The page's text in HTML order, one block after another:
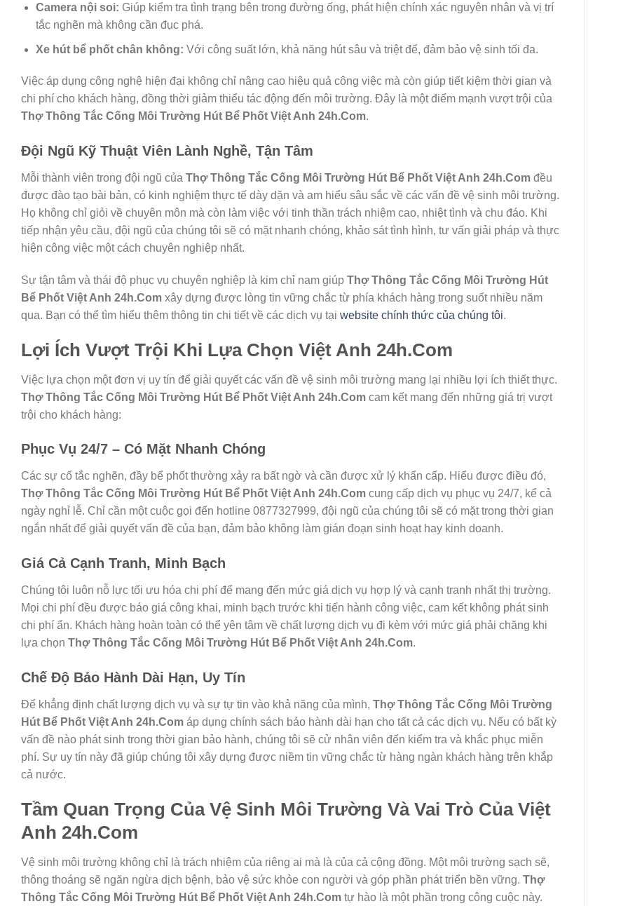
Camera nội soi: Giúp kiểm tra tình trạng bên trong đường ống, phát hiện chính xác nguyên nhân và vị trí
tắc nghẽn mà không cần đục phá.
Xe hút bể phốt chân không: Với công suất lớn, khả năng hút sâu và triệt để, đảm bảo vệ sinh tối đa.
Việc áp dụng công nghệ hiện đại không chỉ nâng cao hiệu quả công việc mà còn giúp tiết kiệm thời gian và
chi phí cho khách hàng, đồng thời giảm thiểu tác động đến môi trường. Đây là một điểm mạnh vượt trội của
Thợ Thông Tắc Cống Môi Trường Hút Bể Phốt Việt Anh 24h.Com.
Đội Ngũ Kỹ Thuật Viên Lành Nghề, Tận Tâm
Mỗi thành viên trong đội ngũ của Thợ Thông Tắc Cống Môi Trường Hút Bể Phốt Việt Anh 24h.Com đều
được đào tạo bài bản, có kinh nghiệm thực tế dày dặn và am hiểu sâu sắc về các vấn đề vệ sinh môi trường.
Họ không chỉ giỏi về chuyên môn mà còn làm việc với tinh thần trách nhiệm cao, nhiệt tình và chu đáo. Khi
tiếp nhận yêu cầu, đội ngũ của chúng tôi sẽ có mặt nhanh chóng, khảo sát tình hình, tư vấn giải pháp và thực
hiện công việc một cách chuyên nghiệp nhất.
Sự tận tâm và thái độ phục vụ chuyên nghiệp là kim chỉ nam giúp Thợ Thông Tắc Cống Môi Trường Hút
Bể Phốt Việt Anh 24h.Com xây dựng được lòng tin vững chắc từ phía khách hàng trong suốt nhiều năm
qua. Bạn có thể tìm hiểu thêm thông tin chi tiết về các dịch vụ tại website chính thức của chúng tôi.
Lợi Ích Vượt Trội Khi Lựa Chọn Việt Anh 24h.Com
Việc lựa chọn một đơn vị uy tín để giải quyết các vấn đề vệ sinh môi trường mang lại nhiều lợi ích thiết thực.
Thợ Thông Tắc Cống Môi Trường Hút Bể Phốt Việt Anh 24h.Com cam kết mang đến những giá trị vượt
trội cho khách hàng:
Phục Vụ 24/7 – Có Mặt Nhanh Chóng
Các sự cố tắc nghẽn, đầy bể phốt thường xảy ra bất ngờ và cần được xử lý khẩn cấp. Hiểu được điều đó,
Thợ Thông Tắc Cống Môi Trường Hút Bể Phốt Việt Anh 24h.Com cung cấp dịch vụ phục vụ 24/7, kể cả
ngày nghỉ lễ. Chỉ cần một cuộc gọi đến hotline 0877327999, đội ngũ của chúng tôi sẽ có mặt trong thời gian
ngắn nhất để giải quyết vấn đề của bạn, đảm bảo không làm gián đoạn sinh hoạt hay kinh doanh.
Giá Cả Cạnh Tranh, Minh Bạch
Chúng tôi luôn nỗ lực tối ưu hóa chi phí để mang đến mức giá dịch vụ hợp lý và cạnh tranh nhất thị trường.
Mọi chi phí đều được báo giá công khai, minh bạch trước khi tiến hành công việc, cam kết không phát sinh
chi phí ẩn. Khách hàng hoàn toàn có thể yên tâm về chất lượng dịch vụ đi kèm với mức giá phải chăng khi
lựa chọn Thợ Thông Tắc Cống Môi Trường Hút Bể Phốt Việt Anh 24h.Com.
Chế Độ Bảo Hành Dài Hạn, Uy Tín
Để khẳng định chất lượng dịch vụ và sự tự tin vào khả năng của mình, Thợ Thông Tắc Cống Môi Trường
Hút Bể Phốt Việt Anh 24h.Com áp dụng chính sách bảo hành dài hạn cho tất cả các dịch vụ. Nếu có bất kỳ
vấn đề nào phát sinh trong thời gian bảo hành, chúng tôi sẽ cử nhân viên đến kiểm tra và khắc phục miễn
phí. Sự uy tín này đã giúp chúng tôi xây dựng được niềm tin vững chắc từ hàng ngàn khách hàng trên khắp
cả nước.
Tầm Quan Trọng Của Vệ Sinh Môi Trường Và Vai Trò Của Việt
Anh 24h.Com
Vệ sinh môi trường không chỉ là trách nhiệm của riêng ai mà là của cả cộng đồng. Một môi trường sạch sẽ,
thông thoáng sẽ ngăn ngừa dịch bệnh, bảo vệ sức khỏe con người và góp phần phát triển bền vững. Thợ
Thông Tắc Cống Môi Trường Hút Bể Phốt Việt Anh 24h.Com tự hào là một phần trong công cuộc này.